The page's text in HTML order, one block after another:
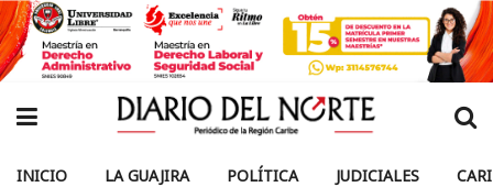
INICIO LA GUAJIRA POLÍTICA JUDICIALES